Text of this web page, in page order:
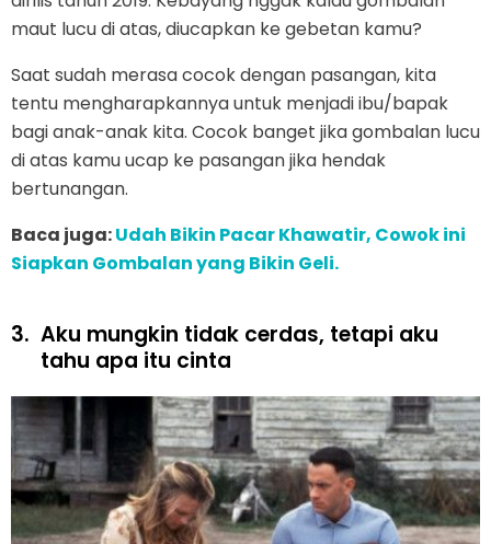
maut lucu di atas, diucapkan ke gebetan kamu?
Saat sudah merasa cocok dengan pasangan, kita
tentu mengharapkannya untuk menjadi ibu/bapak
bagi anak-anak kita. Cocok banget jika gombalan lucu
di atas kamu ucap ke pasangan jika hendak
bertunangan.
Baca juga:Udah Bikin Pacar Khawatir, Cowok ini
Siapkan Gombalan yang Bikin Geli.
3. Aku mungkin tidak cerdas, tetapi aku
tahu apa itu cinta